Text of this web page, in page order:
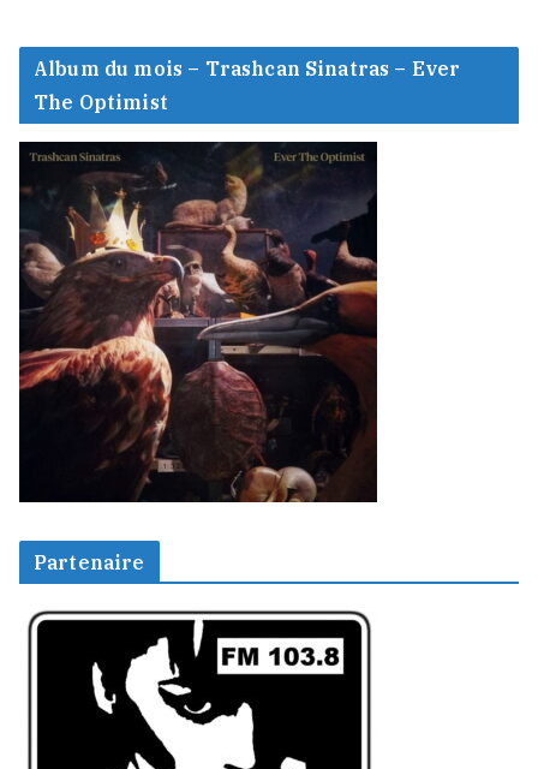
Album du mois – Trashcan Sinatras – Ever
The Optimist
Partenaire